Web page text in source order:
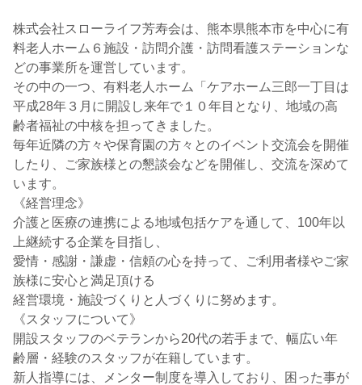
株式会社スローライフ芳寿会は、熊本県熊本市を中心に有
料老人ホーム６施設・訪問介護・訪問看護ステーションな
どの事業所を運営しています。
その中の一つ、有料老人ホーム「ケアホーム三郎一丁目は
平成28年３月に開設し来年で１０年目となり、地域の高
齢者福祉の中核を担ってきました。
毎年近隣の方々や保育園の方々とのイベント交流会を開催
したり、ご家族様との懇談会などを開催し、交流を深めて
います。
《経営理念》
介護と医療の連携による地域包括ケアを通して、100年以
上継続する企業を目指し、
愛情・感謝・謙虚・信頼の心を持って、ご利用者様やご家
族様に安心と満足頂ける
経営環境・施設づくりと人づくりに努めます。
《スタッフについて》
開設スタッフのベテランから20代の若手まで、幅広い年
齢層・経験のスタッフが在籍しています。
新人指導には、メンター制度を導入しており、困った事が